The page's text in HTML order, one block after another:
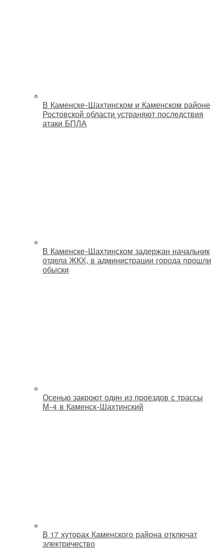
В Каменске-Шахтинском и Каменском районе
Ростовской области устраняют последствия
атаки БПЛА
В Каменске-Шахтинском задержан начальник
отдела ЖКХ, в администрации города прошли
обыски
Осенью закроют один из проездов с трассы
М-4 в Каменск-Шахтинский
В 17 хуторах Каменского района отключат
электричество